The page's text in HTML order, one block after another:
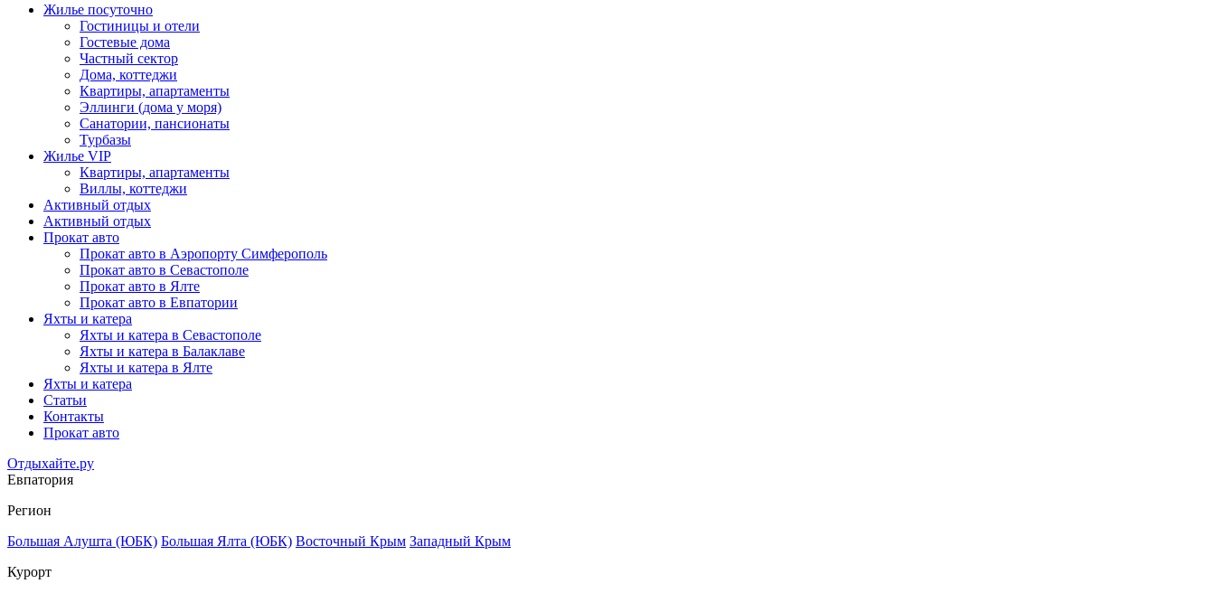
Жилье посуточно
Гостиницы и отели
Гостевые дома
Частный сектор
Дома, коттеджи
Квартиры, апартаменты
Эллинги (дома у моря)
Санатории, пансионаты
Турбазы
Жилье VIP
Квартиры, апартаменты
Виллы, коттеджи
Активный отдых
Активный отдых
Прокат авто
Прокат авто в Аэропорту Симферополь
Прокат авто в Севастополе
Прокат авто в Ялте
Прокат авто в Евпатории
Яхты и катера
Яхты и катера в Севастополе
Яхты и катера в Балаклаве
Яхты и катера в Ялте
Яхты и катера
Статьи
Контакты
Прокат авто
Отдыхайте.ру
Евпатория
Регион
Большая Алушта (ЮБК) Большая Ялта (ЮБК) Восточный Крым Западный Крым
Курорт